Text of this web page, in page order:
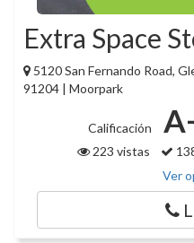
Extra Space
5120 San Fernando Road,
91204 | Moorpark
Calificación
223 vistas
Ver